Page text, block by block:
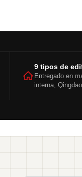
9 tipos de
Entregado en
interna, Qingdao